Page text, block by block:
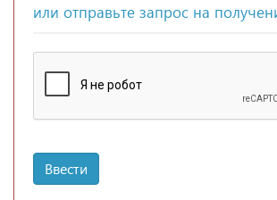
или отправьте запрос на
Ввести